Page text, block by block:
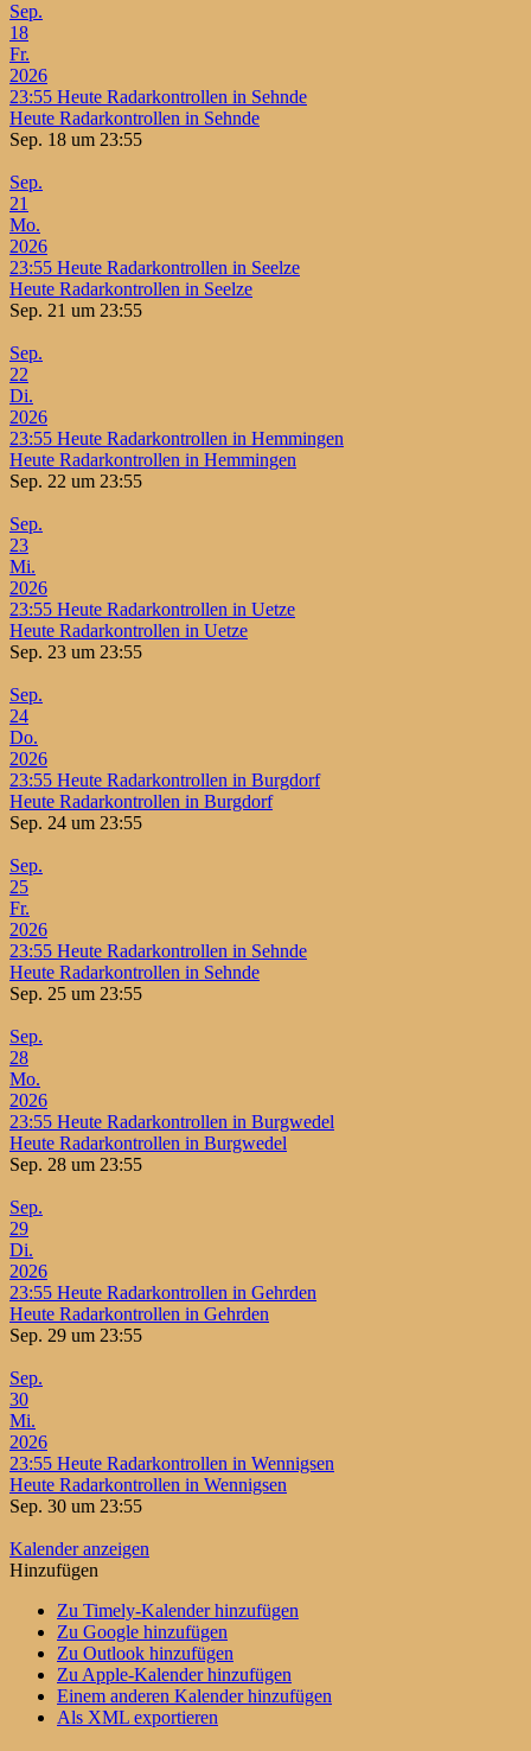
Sep.
18
Fr.
2026
23:55 Heute Radarkontrollen in Sehnde
Heute Radarkontrollen in Sehnde
Sep. 18 um 23:55
Sep.
21
Mo.
2026
23:55 Heute Radarkontrollen in Seelze
Heute Radarkontrollen in Seelze
Sep. 21 um 23:55
Sep.
22
Di.
2026
23:55 Heute Radarkontrollen in Hemmingen
Heute Radarkontrollen in Hemmingen
Sep. 22 um 23:55
Sep.
23
Mi.
2026
23:55 Heute Radarkontrollen in Uetze
Heute Radarkontrollen in Uetze
Sep. 23 um 23:55
Sep.
24
Do.
2026
23:55 Heute Radarkontrollen in Burgdorf
Heute Radarkontrollen in Burgdorf
Sep. 24 um 23:55
Sep.
25
Fr.
2026
23:55 Heute Radarkontrollen in Sehnde
Heute Radarkontrollen in Sehnde
Sep. 25 um 23:55
Sep.
28
Mo.
2026
23:55 Heute Radarkontrollen in Burgwedel
Heute Radarkontrollen in Burgwedel
Sep. 28 um 23:55
Sep.
29
Di.
2026
23:55 Heute Radarkontrollen in Gehrden
Heute Radarkontrollen in Gehrden
Sep. 29 um 23:55
Sep.
30
Mi.
2026
23:55 Heute Radarkontrollen in Wennigsen
Heute Radarkontrollen in Wennigsen
Sep. 30 um 23:55
Kalender anzeigen
Hinzufügen
Zu Timely-Kalender hinzufügen
Zu Google hinzufügen
Zu Outlook hinzufügen
Zu Apple-Kalender hinzufügen
Einem anderen Kalender hinzufügen
Als XML exportieren